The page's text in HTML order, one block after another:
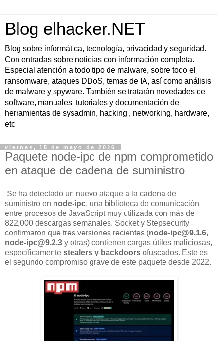
Blog elhacker.NET
Blog sobre informática, tecnología, privacidad y seguridad.
Con entradas sobre noticias con información completa.
Especial atención a todo tipo de malware, sobre todo el
ransomware, ataques DDoS, temas de IA, así como análisis
de malware y spyware. También se tratarán novedades de
software, manuales, tutoriales y documentación de
herramientas de sysadmin, hacking , networking, hardware,
etc
viernes, 15 de mayo de 2026
Paquete node-ipc de npm comprometido
en ataque de cadena de suministro
Se ha detectado un nuevo ataque a la cadena de
suministro en node-ipc, una biblioteca de comunicación
entre procesos de JavaScript muy utilizada con más de
822,000 descargas semanales. Socket y Stepsecurity
confirmaron que tres versiones recientes (node-ipc@9.1.6,
node-ipc@9.2.3 y otras) contienen cargas útiles maliciosas,
específicamente stealers y backdoors ofuscados. Este es
el segundo compromiso grave de este paquete desde 2022.